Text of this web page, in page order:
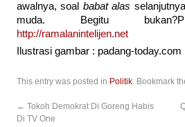
awalnya, soal babat alas
muda. Begitu
http://ramalanintelijen.net
Ilustrasi gambar : padang-today.com
This entry was posted in Politik. Bookmark
← Tokoh Demokrat Di Goreng Habis
Di TV One